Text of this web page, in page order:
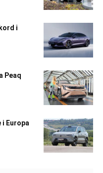
i
Peaq
Europa